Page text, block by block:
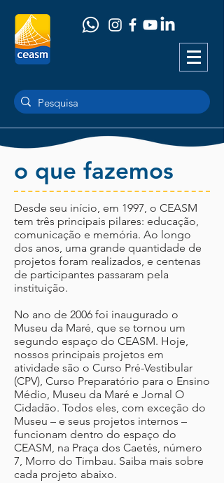
o que fazemos
Desde seu início, em 1997, o CEASM
tem três principais pilares: educação,
comunicação e memória. Ao longo
dos anos, uma grande quantidade de
projetos foram realizados, e centenas
de participantes passaram pela
instituição.
No ano de 2006 foi inaugurado o
Museu da Maré, que se tornou um
segundo espaço do CEASM. Hoje,
nossos principais projetos em
atividade são o Curso Pré-Vestibular
(CPV), Curso Preparatório para o Ensino
Médio, Museu da Maré e Jornal O
Cidadão. Todos eles, com exceção do
Museu – e seus projetos internos –
funcionam dentro do espaço do
CEASM, na Praça dos Caetés, número
7, Morro do Timbau. Saiba mais sobre
cada projeto abaixo.